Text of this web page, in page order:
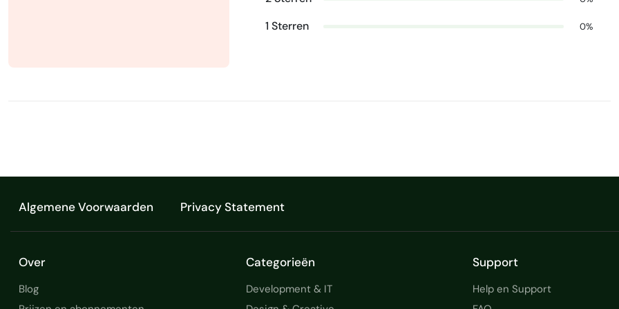
1 Sterren 0%
Algemene Voorwaarden Privacy Statement
Over
Blog
Categorieën
Development & IT
Support
Help en Support